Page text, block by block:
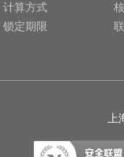
计算方式
锁定期限